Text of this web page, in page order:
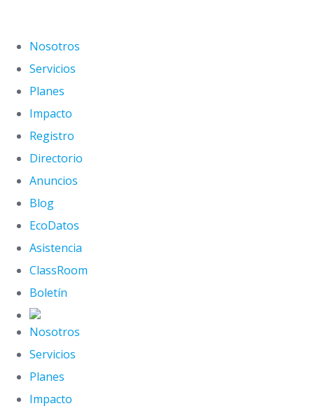
Nosotros
Servicios
Planes
Impacto
Registro
Directorio
Anuncios
Blog
EcoDatos
Asistencia
ClassRoom
Boletín
Nosotros
Servicios
Planes
Impacto